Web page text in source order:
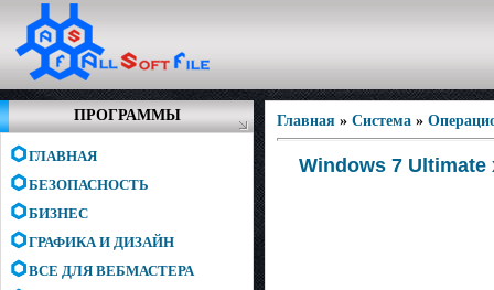
ПРОГРАММЫ
ГЛАВНАЯ
БЕЗОПАСНОСТЬ
БИЗНЕС
ГРАФИКА И ДИЗАЙН
ВСЕ ДЛЯ ВЕБМАСТЕРА
Главная » Система »
Windows 7 Ultimate